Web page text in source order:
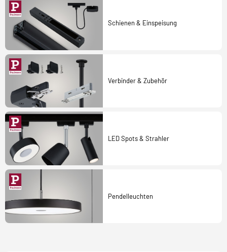
Schienen & Einspeisung
Verbinder & Zubehör
LED Spots & Strahler
Pendelleuchten